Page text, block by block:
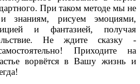
При таком методе мы не
знаниям, рисуем эмоциями,
и фантазией, получая
Не ждите сказку -
Приходите на
ворвётся в Вашу жизнь и